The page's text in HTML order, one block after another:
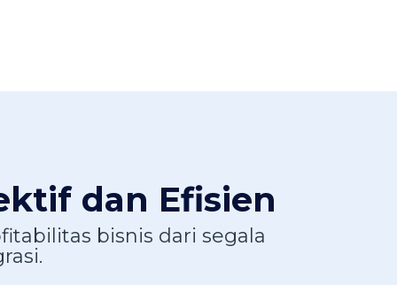
dan Efisien
bisnis dari segala